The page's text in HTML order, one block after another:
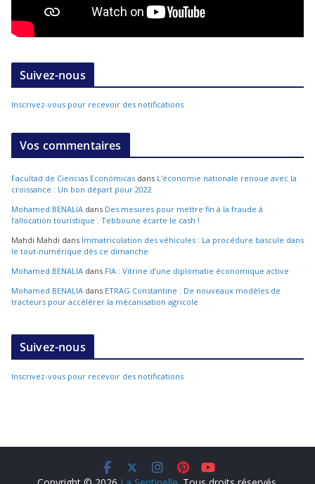
Suivez-nous
Inscrivez-vous pour recevoir des notifications
Vos commentaires
Facultad de Ciencias Económicas dans L’économie nationale renoue avec la
croissance : Un bon départ pour 2022
Mohamed BENALIA dans Des mesures pour mettre fin à la fraude à
l’allocation touristique : Tebboune écarte le cash !
Mahdi Mahdi dans Immatriculation des véhicules : La procédure bascule dans
le tout-numérique dès ce dimanche
Mohamed BENALIA dans FIA : Vitrine d’une diplomatie économique active
Mohamed BENALIA dans ETRAG Constantine : De nouveaux modèles de
tracteurs pour accélérer la mécanisation agricole
Suivez-nous
Inscrivez-vous pour recevoir des notifications